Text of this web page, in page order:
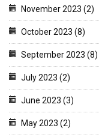
November 2023 (2)
October 2023 (8)
September 2023 (8)
July 2023 (2)
June 2023 (3)
May 2023 (2)